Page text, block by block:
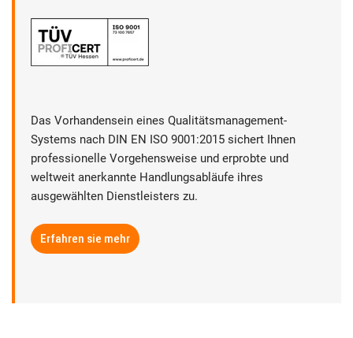
Das Vorhandensein eines Qualitätsmanagement-
Systems nach DIN EN ISO 9001:2015 sichert Ihnen
professionelle Vorgehensweise und erprobte und
weltweit anerkannte Handlungsabläufe ihres
ausgewählten Dienstleisters zu.
Erfahren sie mehr